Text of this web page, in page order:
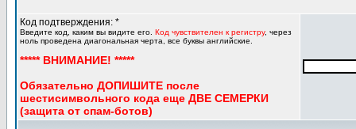
Код подтверждения: *
Введите код, каким вы видите его. Код чувствителен к регистру, через
ноль проведена диагональная черта, все буквы английские.
***** ВНИМАНИЕ! *****
Обязательно ДОПИШИТЕ после
шестисимвольного кода еще ДВЕ СЕМЕРКИ
(защита от спам-ботов)